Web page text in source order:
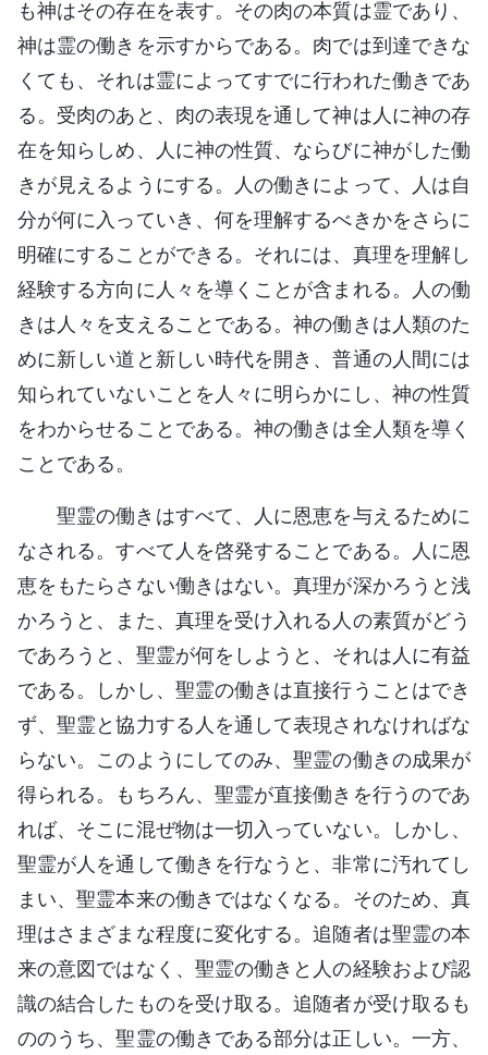
も神はその存在を表す。その肉の本質は霊であり、
神は霊の働きを示すからである。肉では到達できな
くても、それは霊によってすでに行われた働きであ
る。受肉のあと、肉の表現を通して神は人に神の存
在を知らしめ、人に神の性質、ならびに神がした働
きが見えるようにする。人の働きによって、人は自
分が何に入っていき、何を理解するべきかをさらに
明確にすることができる。それには、真理を理解し
経験する方向に人々を導くことが含まれる。人の働
きは人々を支えることである。神の働きは人類のた
めに新しい道と新しい時代を開き、普通の人間には
知られていないことを人々に明らかにし、神の性質
をわからせることである。神の働きは全人類を導く
ことである。
聖霊の働きはすべて、人に恩恵を与えるために
なされる。すべて人を啓発することである。人に恩
恵をもたらさない働きはない。真理が深かろうと浅
かろうと、また、真理を受け入れる人の素質がどう
であろうと、聖霊が何をしようと、それは人に有益
である。しかし、聖霊の働きは直接行うことはでき
ず、聖霊と協力する人を通して表現されなければな
らない。このようにしてのみ、聖霊の働きの成果が
得られる。もちろん、聖霊が直接働きを行うのであ
れば、そこに混ぜ物は一切入っていない。しかし、
聖霊が人を通して働きを行なうと、非常に汚れてし
まい、聖霊本来の働きではなくなる。そのため、真
理はさまざまな程度に変化する。追随者は聖霊の本
来の意図ではなく、聖霊の働きと人の経験および認
識の結合したものを受け取る。追随者が受け取るも
ののうち、聖霊の働きである部分は正しい。一方、